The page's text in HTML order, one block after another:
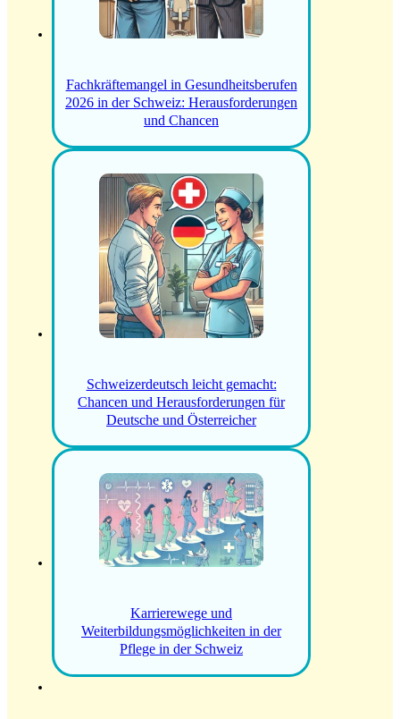
Fachkräftemangel in Gesundheitsberufen
2026 in der Schweiz: Herausforderungen
und Chancen
Schweizerdeutsch leicht gemacht:
Chancen und Herausforderungen für
Deutsche und Österreicher
Karrierewege und
Weiterbildungsmöglichkeiten in der
Pflege in der Schweiz